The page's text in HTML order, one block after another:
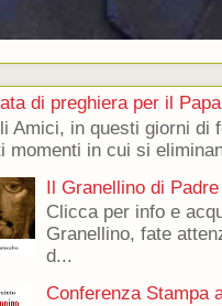
di preghiera per il
Amici, in questi giorni di
momenti in cui si
Il Granellino di
Clicca per info e
Granellino, fate
d...
Conferenza Stampa